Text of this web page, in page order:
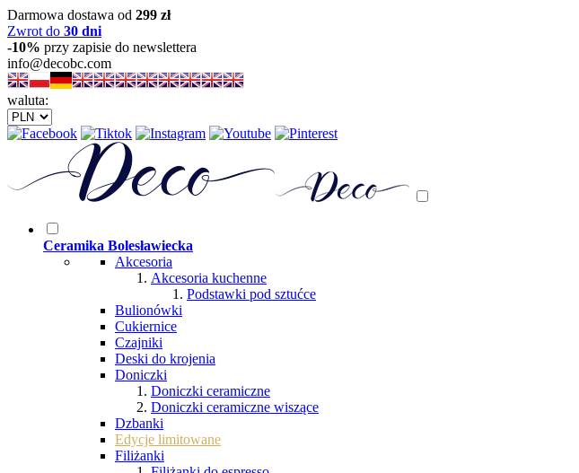
Darmowa dostawa od 299 zł
Zwrot do 30 dni
-10% przy zapisie do newslettera
info@decobc.com
waluta:
Ceramika Bolesławiecka
Akcesoria
Akcesoria kuchenne
Podstawki pod sztućce
Bulionówki
Cukiernice
Czajniki
Deski do krojenia
Doniczki
Doniczki ceramiczne
Doniczki ceramiczne wiszące
Dzbanki
Edycje limitowane
Filiżanki